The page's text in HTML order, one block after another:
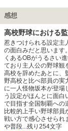
感想
高校野球における
惹きつけられる設定主
の面白みだと思います
くあるOBがうるさい
ており主人公の野球観
高校を辞めたあとに、
野高校と比べ部員の実
に一人怪物坂本が登場
う設定がほんとに面白
で目指す全国制覇への
比較的上手い野球部員
戦い方で感心させられ
や普段...残り 254文字